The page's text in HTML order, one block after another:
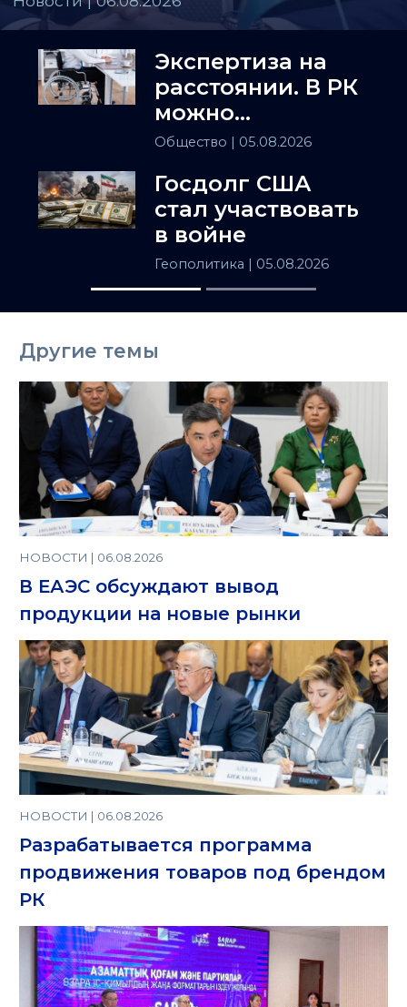
Экспертиза на
расстоянии. В РК
можно
установить
заочно
Общество | 05.08.2026
Госдолг США
стал участвовать
в войне
Геополитика | 05.08.2026
Другие темы
НОВОСТИ | 06.08.2026
В ЕАЭС обсуждают вывод
продукции на новые рынки
НОВОСТИ | 06.08.2026
Разрабатывается программа
продвижения товаров под брендом
РК